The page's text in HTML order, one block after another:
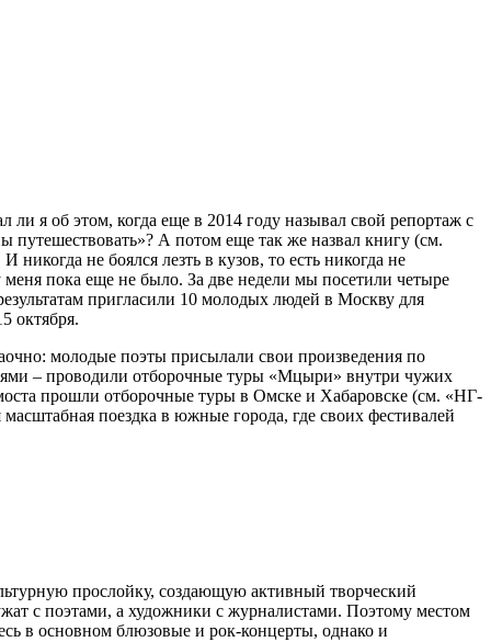
ли я об этом, когда еще в 2014 году называл свой репортаж с
А потом еще так же назвал книгу (см.
не боялся лезть в кузов, то есть никогда не
меня пока еще не было. За две недели мы посетили четыре
пригласили 10 молодых людей в Москву для
октября.
молодые поэты присылали свои произведения по
– проводили отборочные туры «Мцыри» внутри чужих
прошли отборочные туры в Омске и Хабаровске (см. «НГ-
поездка в южные города, где своих фестивалей
прослойку, создающую активный творческий
с поэтами, а художники с журналистами. Поэтому местом
в основном блюзовые и рок-концерты, однако и